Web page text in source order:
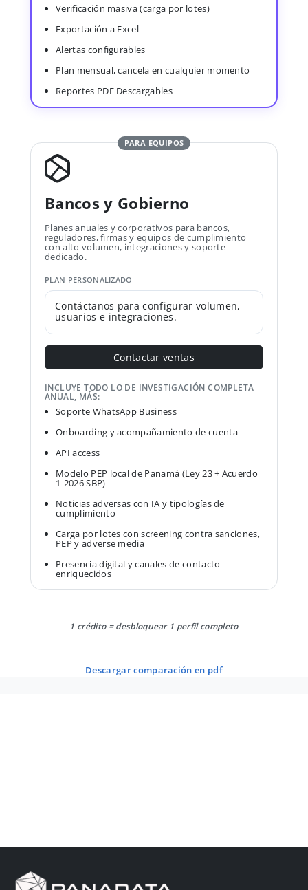
Verificación masiva (carga por lotes)
Exportación a Excel
Alertas configurables
Plan mensual, cancela en cualquier momento
Reportes PDF Descargables
PARA EQUIPOS
Bancos y Gobierno
Planes anuales y corporativos para bancos,
reguladores, firmas y equipos de cumplimiento
con alto volumen, integraciones y soporte
dedicado.
PLAN PERSONALIZADO
Contáctanos para configurar volumen,
usuarios e integraciones.
Contactar ventas
INCLUYE TODO LO DE INVESTIGACIÓN COMPLETA
ANUAL, MÁS:
Soporte WhatsApp Business
Onboarding y acompañamiento de cuenta
API access
Modelo PEP local de Panamá (Ley 23 + Acuerdo
1-2026 SBP)
Noticias adversas con IA y tipologías de
cumplimiento
Carga por lotes con screening contra sanciones,
PEP y adverse media
Presencia digital y canales de contacto
enriquecidos
1 crédito = desbloquear 1 perfil completo
descargar comparación en pdf